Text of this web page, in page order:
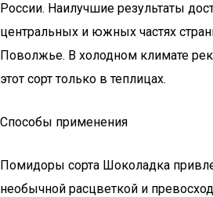
России. Наилучшие результаты
центральных и южных частях
Поволжье. В холодном климате
этот сорт только в теплицах.
Способы применения
Помидоры сорта Шоколадка
необычной расцветкой и